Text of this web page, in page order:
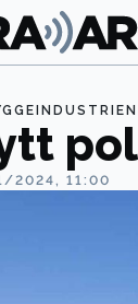
2024, 11:00